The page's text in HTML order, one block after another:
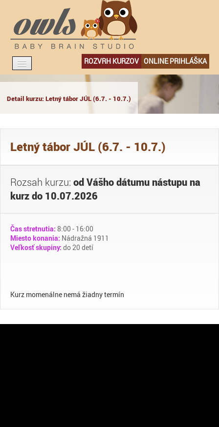
ROZVRH KURZOV ONLINE PRIHLÁŠKA
ÚVOD
PRÁVNE INFORMÁCIE
KONTAKT
Detail kurzu: Letný tábor JÚL (6.7. - 10.7.)
Letný tábor JÚL (6.7. - 10.7.)
Rozsah kurzu: od Vášho dátumu nástupu na
kurz do 10.07.2026
Čas stretnutia: 8:00 - 16:00
Miesto konania: Nádražná 1911
Veľkosť skupiny: do 20 detí
Kurz momenálne nemá žiadny termín